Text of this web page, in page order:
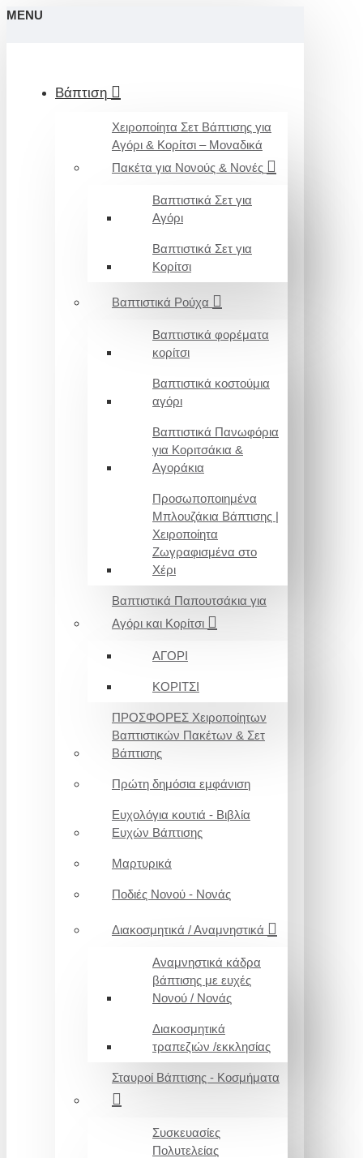
MENU
Βάπτιση
Χειροποίητα Σετ Βάπτισης για
Αγόρι & Κορίτσι – Μοναδικά
Πακέτα για Νονούς & Νονές
Βαπτιστικά Σετ για
Αγόρι
Βαπτιστικά Σετ για
Κορίτσι
Βαπτιστικά Ρούχα
Βαπτιστικά φορέματα
κορίτσι
Βαπτιστικά κοστούμια
αγόρι
Βαπτιστικά Πανωφόρια
για Κοριτσάκια &
Αγοράκια
Προσωποποιημένα
Μπλουζάκια Βάπτισης |
Χειροποίητα
Ζωγραφισμένα στο
Χέρι
Βαπτιστικά Παπουτσάκια για
Αγόρι και Κορίτσι
ΑΓΟΡΙ
ΚΟΡΙΤΣΙ
ΠΡΟΣΦΟΡΕΣ Χειροποίητων
Βαπτιστικών Πακέτων & Σετ
Βάπτισης
Πρώτη δημόσια εμφάνιση
Ευχολόγια κουτιά - Βιβλία
Ευχών Βάπτισης
Μαρτυρικά
Ποδιές Νονού - Νονάς
Διακοσμητικά / Αναμνηστικά
Αναμνηστικά κάδρα
βάπτισης με ευχές
Νονού / Νονάς
Διακοσμητικά
τραπεζιών /εκκλησίας
Σταυροί Βάπτισης - Κοσμήματα
Συσκευασίες
Πολυτελείας